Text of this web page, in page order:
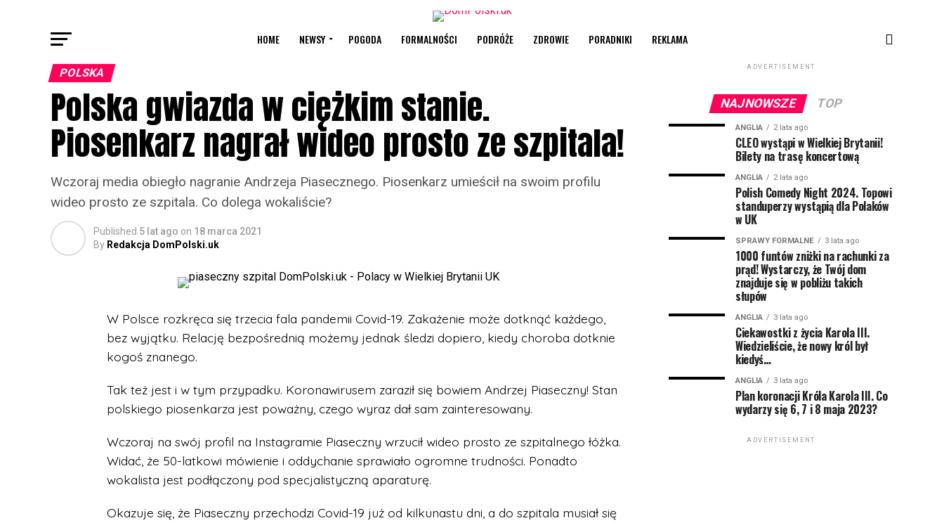
HOME NEWSY POGODA FORMALNOŚCI PODRÓŻE ZDROWIE PORADNIKI REKLAMA
POLSKA
Polska gwiazda w ciężkim stanie.
Piosenkarz nagrał wideo prosto ze szpitala!
Wczoraj media obiegło nagranie Andrzeja Piasecznego. Piosenkarz umieścił na swoim profilu
wideo prosto ze szpitala. Co dolega wokaliście?
Published 5 lat ago on 18 marca 2021
By Redakcja DomPolski.uk
W Polsce rozkręca się trzecia fala pandemii Covid-19. Zakażenie może dotknąć każdego,
bez wyjątku. Relację bezpośrednią możemy jednak śledzi dopiero, kiedy choroba dotknie
kogoś znanego.
Tak też jest i w tym przypadku. Koronawirusem zaraził się bowiem Andrzej Piaseczny! Stan
polskiego piosenkarza jest poważny, czego wyraz dał sam zainteresowany.
Wczoraj na swój profil na Instagramie Piaseczny wrzucił wideo prosto ze szpitalnego łóżka.
Widać, że 50-latkowi mówienie i oddychanie sprawiało ogromne trudności. Ponadto
wokalista jest podłączony pod specjalistyczną aparaturę.
Okazuje się, że Piaseczny przechodzi Covid-19 już od kilkunastu dni, a do szpitala musiał się
ADVERTISEMENT
NAJNOWSZE TOP
ANGLIA 2 lata ago
CLEO wystąpi w Wielkiej Brytanii!
Bilety na trasę koncertową
ANGLIA 2 lata ago
Polish Comedy Night 2024. Topowi
standuperzy wystąpią dla Polaków
w UK
SPRAWY FORMALNE 3 lata ago
1000 funtów zniżki na rachunki za
prąd! Wystarczy, że Twój dom
znajduje się w pobliżu takich
słupów
ANGLIA 3 lata ago
Ciekawostki z życia Karola III.
Wiedzieliście, że nowy król był
kiedyś…
ANGLIA 3 lata ago
Plan koronacji Króla Karola III. Co
wydarzy się 6, 7 i 8 maja 2023?
ADVERTISEMENT